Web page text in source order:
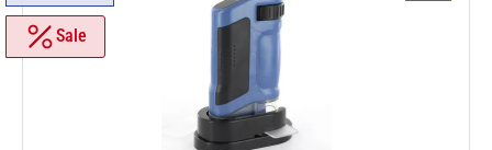
Sale